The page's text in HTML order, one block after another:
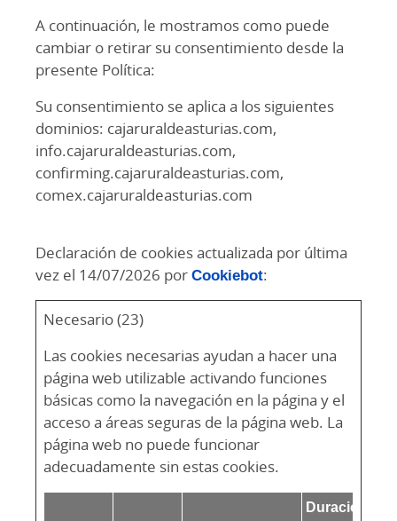
A continuación, le mostramos como puede
cambiar o retirar su consentimiento desde la
presente Política:
Su consentimiento se aplica a los siguientes
dominios: cajaruraldeasturias.com,
info.cajaruraldeasturias.com,
confirming.cajaruraldeasturias.com,
comex.cajaruraldeasturias.com
Declaración de cookies actualizada por última
vez el 14/07/2026 porCookiebot:
Necesario (23)
Las cookies necesarias ayudan a hacer una
página web utilizable activando funciones
básicas como la navegación en la página y el
acceso a áreas seguras de la página web. La
página web no puede funcionar
adecuadamente sin estas cookies.
Duración